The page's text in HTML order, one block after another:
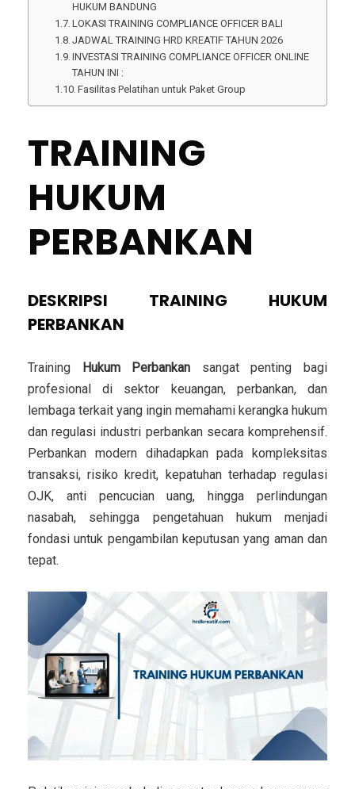
HUKUM BANDUNG
LOKASI TRAINING COMPLIANCE OFFICER BALI
JADWAL TRAINING HRD KREATIF TAHUN 2026
INVESTASI TRAINING COMPLIANCE OFFICER ONLINE
TAHUN INI :
Fasilitas Pelatihan untuk Paket Group
TRAINING
HUKUM
PERBANKAN
DESKRIPSI TRAINING HUKUM
PERBANKAN
Training Hukum Perbankan sangat penting bagi
profesional di sektor keuangan, perbankan, dan
lembaga terkait yang ingin memahami kerangka hukum
dan regulasi industri perbankan secara komprehensif.
Perbankan modern dihadapkan pada kompleksitas
transaksi, risiko kredit, kepatuhan terhadap regulasi
OJK, anti pencucian uang, hingga perlindungan
nasabah, sehingga pengetahuan hukum menjadi
fondasi untuk pengambilan keputusan yang aman dan
tepat.